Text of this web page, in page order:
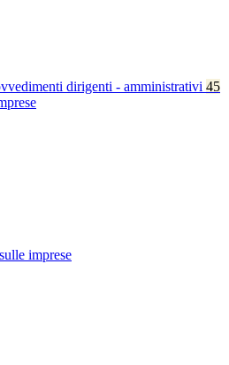
dirigenti - amministrativi 45
imprese